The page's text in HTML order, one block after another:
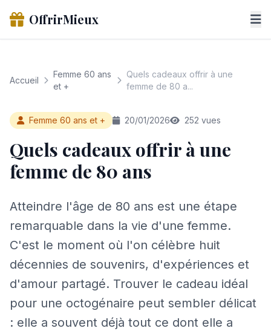
OffrirMieux
Accueil
Femme 60 ans
et +
Quels cadeaux offrir à une
femme de 80 a...
Femme 60 ans et + 20/01/2026 252 vues
Quels cadeaux offrir à une
femme de 80 ans
Atteindre l'âge de 80 ans est une étape
remarquable dans la vie d'une femme.
C'est le moment où l'on célèbre huit
décennies de souvenirs, d'expériences et
d'amour partagé. Trouver le cadeau idéal
pour une octogénaire peut sembler délicat
: elle a souvent déjà tout ce dont elle a